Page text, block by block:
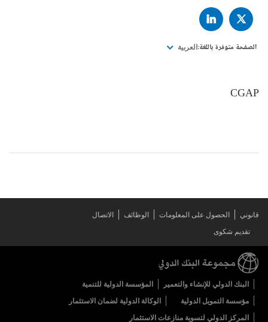
TWITTER
LINKED
IN
الصفحة متوفرة باللغة: العربية
CGAP
قانوني الحصول على المعلومات الوظائف
الاتصال
تقديم شكوى
البنك الدولي للإنشاء والتعمير
المؤسسة الدولية للتنمية
مؤسسة التمويل الدولية
الوكالة الدولية لضمان الاستثمار
المركز الدولي لتسوية منازعات الاستثمار